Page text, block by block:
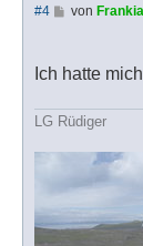
#4
B
r
von
Ich hatte
LG Rüdiger